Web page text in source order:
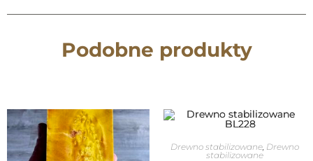
Podobne produkty
Drewno stabilizowane Drewno
stabilizowane